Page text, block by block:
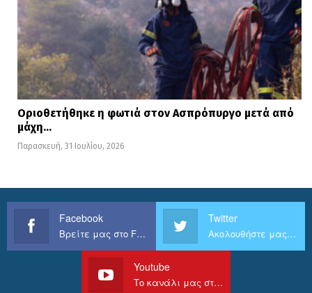
Οριοθετήθηκε η φωτιά στον Ασπρόπυργο μετά από
μάχη…
Παρασκευή, 31 Ιουλίου, 2026
Facebook
Βρείτε μας στο Facebook
Twitter
Ακολουθήστε μας στο Twitter
Youtube
Το κανάλι μας στο Youtube